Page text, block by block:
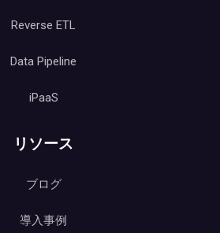
Reverse ETL
Data Pipeline
iPaaS
リソース
ブログ
導入事例